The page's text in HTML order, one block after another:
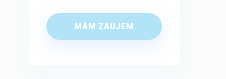
MÁM ZÁUJEM